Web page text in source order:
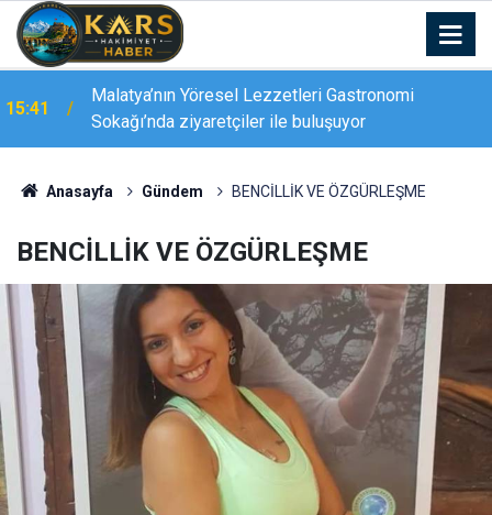
15:34
Çevre gönüllüleri Ağrı Dağı’nın zirvesinden doğa
için seslendi
Anasayfa Gündem BENCİLLİK VE ÖZGÜRLEŞME
BENCİLLİK VE ÖZGÜRLEŞME